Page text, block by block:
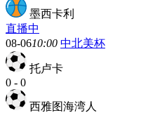
墨西卡利
直播中
08-0610:00 中北美杯
托卢卡
0 - 0
西雅图海湾人